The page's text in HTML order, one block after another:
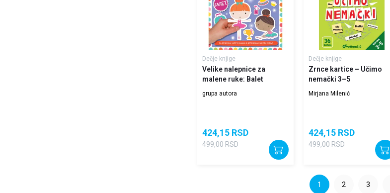
Dečje knjige
Velike nalepnice za
malene ruke: Balet
grupa autora
424,15 RSD
499,00RSD
Dečje knjige
Zrnce kartice – Učimo
nemački 3–5
Mirjana Milenić
424,15 RSD
499,00RSD
1 2 3